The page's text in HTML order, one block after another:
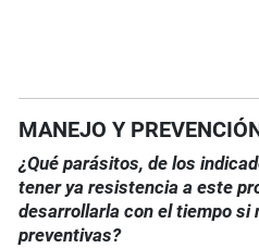
MANEJO Y
¿Qué parásitos, de los
tener ya resistencia a este
desarrollarla con el tiempo si
preventivas?